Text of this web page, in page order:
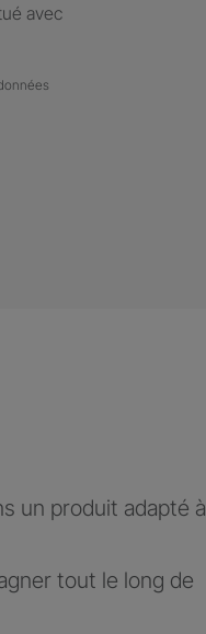
avec
un produit adapté à
tout le long de